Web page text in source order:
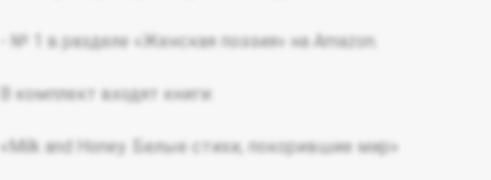
- № 1 в разделе «Женская поэзия» на Amazon.
В комплект входят книги:
«Milk and Honey. Белые стихи, покорившие мир»